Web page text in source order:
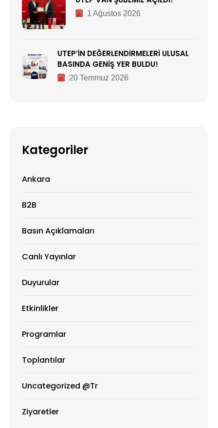
1 Ağustos 2026
UTEP’İN DEĞERLENDİRMELERİ ULUSAL
BASINDA GENİŞ YER BULDU!
20 Temmuz 2026
Kategoriler
Ankara
B2B
Basın Açıklamaları
Canlı Yayınlar
Duyurular
Etkinlikler
Programlar
Toplantılar
Uncategorized @tr
Ziyaretler